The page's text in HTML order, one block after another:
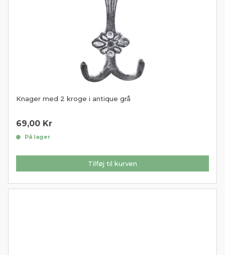
Knager med 2 kroge i antique grå
69,00 Kr
På lager
Tilføj til kurven